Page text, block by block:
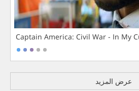
Captain America: Civil War - In My
عرض المزيد